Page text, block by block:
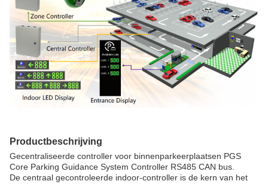
Productbeschrijving
Gecentraliseerde controller voor binnenparkeerplaatsen PGS
Core Parking Guidance System Controller RS485 CAN bus.
De centraal gecontroleerde indoor-controller is de kern van het